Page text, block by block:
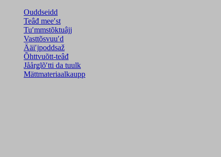
Ouddseidd
Teâđ meeʹst
Tuʹmmstõktuâjj
Vasttõsvuuʹd
Ääiʹjpoddsaž
Õhttvuõtt-teâđ
Jåårǥlõʹtti da tuulk
Mättmateriaalkaupp